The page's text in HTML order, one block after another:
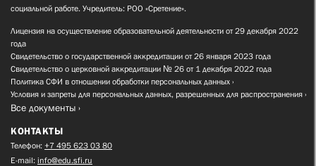
социальной работе. Учредитель: РОО «Сретение».
Лицензия на осуществление образовательной деятельности от 29 декабря 2022
года
Свидетельство о государственной аккредитации от 26 января 2023 года
Свидетельство о церковной аккредитации № 26 от 1 декабря 2022 года
Политика СФИ в отношении обработки персональных данных
Условия и запреты для персональных данных, разрешенных для распространения
Все документы
КОНТАКТЫ
Телефон: +7 495 623 03 80
E-mail: info@edu.sfi.ru